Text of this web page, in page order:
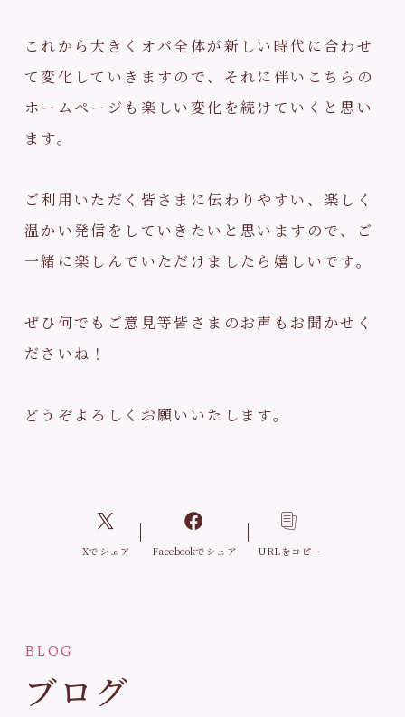
これから大きくオパ全体が新しい時代に合わせ
て変化していきますので、それに伴いこちらの
ホームページも楽しい変化を続けていくと思い
ます。
ご利用いただく皆さまに伝わりやすい、楽しく
温かい発信をしていきたいと思いますので、ご
一緒に楽しんでいただけましたら嬉しいです。
ぜひ何でもご意見等皆さまのお声もお聞かせく
ださいね！
どうぞよろしくお願いいたします。
Xでシェア Facebookでシェア URLをコピー
BLOG
ブログ